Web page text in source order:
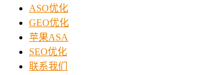
ASO优化
GEO优化
苹果ASA
SEO优化
联系我们